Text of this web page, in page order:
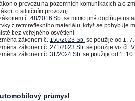
o provozu na pozemních komunikacích a o
o silničním provozu)
č. 48/2016 Sb. se mimo jiné doplňuje
z retroreflexního materiálu, když se pohybuje
bez veřejného osvětlení
zákonem č. 150/2023 Sb. se použije od 1.
zákonem č. 271/2023 Sb. se použije viz čl.
zákonem č. 31/2024 Sb. se použije od 1.
průmysl